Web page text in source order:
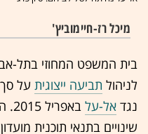
מיכל רז-חיימוביץ'
בית המשפט המחוזי בתל-
לניהול תביעה ייצוגית על סך 1.28 מיליארד שקל ש
נגד אל-על
שינויים בתנאי תוכנית מועדון